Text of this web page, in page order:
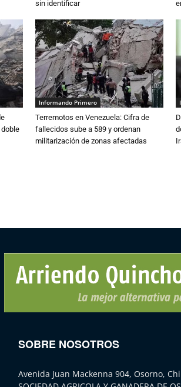
sin identificar
Informando Primero
Terremotos en Venezuela: Cifra de
fallecidos sube a 589 y ordenan
militarización de zonas afectadas
SOBRE NOSOTROS
Avenida Juan Mackenna 904, Osorno,